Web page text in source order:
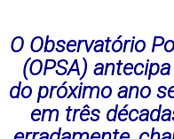
O Observatório
(OPSA)
do próximo ano
em três